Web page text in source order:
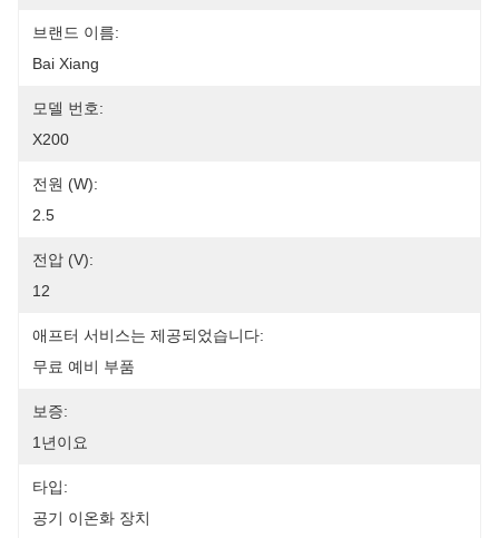
브랜드 이름:
Bai Xiang
모델 번호:
X200
전원 (W):
2.5
전압 (V):
12
애프터 서비스는 제공되었습니다:
무료 예비 부품
보증:
1년이요
타입:
공기 이온화 장치